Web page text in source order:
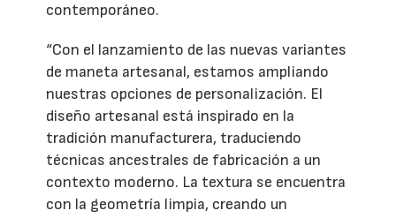
contemporáneo.
“Con el lanzamiento de las nuevas variantes
de maneta artesanal, estamos ampliando
nuestras opciones de personalización. El
diseño artesanal está inspirado en la
tradición manufacturera, traduciendo
técnicas ancestrales de fabricación a un
contexto moderno. La textura se encuentra
con la geometría limpia, creando un